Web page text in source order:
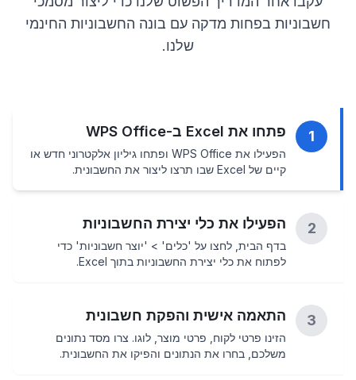
חשבוניות בפחות מדקה עם בונה החשבוניות החינמי
שלנו.
פתחו את Excel ב-WPS Office
הפעילו את WPS Office ופתחו גיליון אלקטרוני חדש או
קיים של Excel שבו תרצו ליצור את החשבונית.
2 הפעילו את כלי יצירת החשבוניות
בדף הבית, לחצו על 'כלים' > 'יוצר חשבוניות' כדי
לפתוח את כלי יצירת החשבוניות בתוך Excel.
3 התאמה אישית והפקת חשבונית
הזינו פרטי לקוח, פרטי מוצר, לוגו. צרו מסד נתונים
משלכם, בחרו את הנתונים והפיקו את החשבונית.